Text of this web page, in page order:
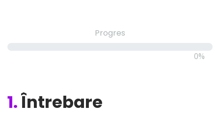
Progres
0%
1.Întrebare